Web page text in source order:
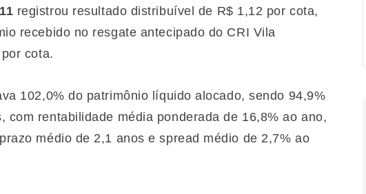
registrou resultado distribuível de R$ 1,12 por cota,
recebido no resgate antecipado do CRI Vila
cota.
102,0% do patrimônio líquido alocado, sendo 94,9%
com rentabilidade média ponderada de 16,8% ao ano,
médio de 2,1 anos e spread médio de 2,7% ao